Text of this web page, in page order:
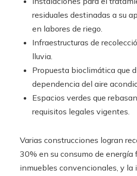
residuales destinadas a su
en labores de riego.
Infraestructuras de
lluvia.
Propuesta bioclimática que
dependencia del aire
Espacios verdes que
requisitos legales vigentes.
Varias construcciones logran
30% en su consumo de energía
inmuebles convencionales, y la